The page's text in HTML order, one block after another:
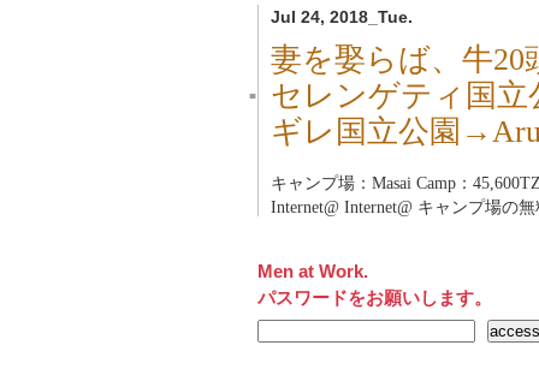
Jul 24, 2018_Tue.
■
妻を娶らば、牛20
セレンゲティ国
ギレ国立公園
キャンプ場：Masai Camp：
Internet@ Internet@ キャンプ場の
Men at Work.
パスワードをお願いします。